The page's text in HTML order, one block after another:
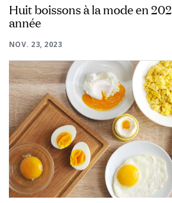
Huit boissons à la mode en
année
NOV. 23, 2023